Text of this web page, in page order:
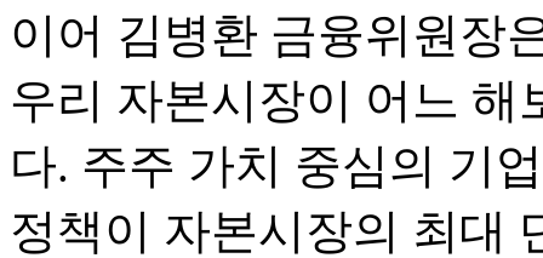
이어 김병환 금융위원장
우리 자본시장이 어느 해
다. 주주 가치 중심의 기
정책이 자본시장의 최대